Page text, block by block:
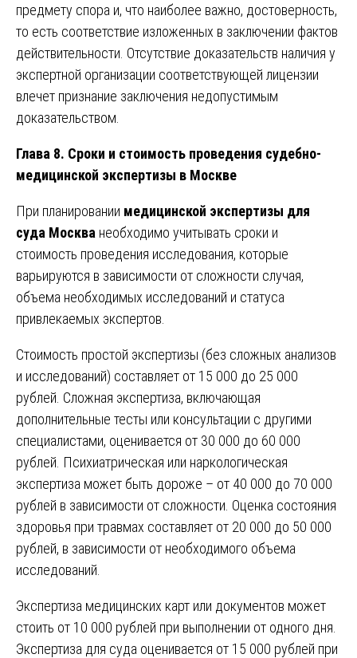
предмету спора и, что наиболее важно, достоверность,
то есть соответствие изложенных в заключении фактов
действительности. Отсутствие доказательств наличия у
экспертной организации соответствующей лицензии
влечет признание заключения недопустимым
доказательством.
Глава 8. Сроки и стоимость проведения судебно-
медицинской экспертизы в Москве
При планировании медицинской экспертизы для
суда Москва необходимо учитывать сроки и
стоимость проведения исследования, которые
варьируются в зависимости от сложности случая,
объема необходимых исследований и статуса
привлекаемых экспертов.
Стоимость простой экспертизы (без сложных анализов
и исследований) составляет от 15 000 до 25 000
рублей. Сложная экспертиза, включающая
дополнительные тесты или консультации с другими
специалистами, оценивается от 30 000 до 60 000
рублей. Психиатрическая или наркологическая
экспертиза может быть дороже – от 40 000 до 70 000
рублей в зависимости от сложности. Оценка состояния
здоровья при травмах составляет от 20 000 до 50 000
рублей, в зависимости от необходимого объема
исследований.
Экспертиза медицинских карт или документов может
стоить от 10 000 рублей при выполнении от одного дня.
Экспертиза для суда оценивается от 15 000 рублей при